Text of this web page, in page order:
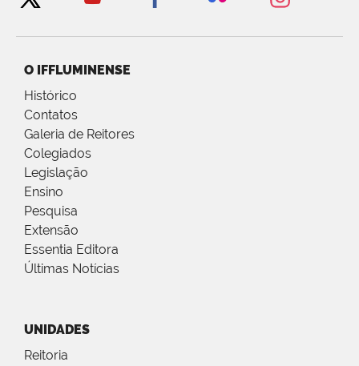
O IFFLUMINENSE
Histórico
Contatos
Galeria de Reitores
Colegiados
Legislação
Ensino
Pesquisa
Extensão
Essentia Editora
Últimas Notícias
UNIDADES
Reitoria